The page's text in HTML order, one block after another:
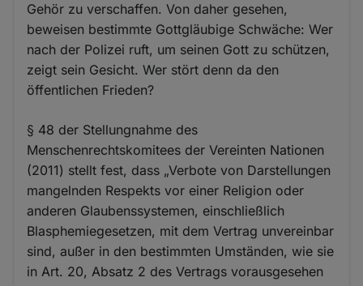
Gehör zu verschaffen. Von daher gesehen,
beweisen bestimmte Gottgläubige Schwäche: Wer
nach der Polizei ruft, um seinen Gott zu schützen,
zeigt sein Gesicht. Wer stört denn da den
öffentlichen Frieden?
§ 48 der Stellungnahme des
Menschenrechtskomitees der Vereinten Nationen
(2011) stellt fest, dass „Verbote von Darstellungen
mangelnden Respekts vor einer Religion oder
anderen Glaubenssystemen, einschließlich
Blasphemiegesetzen, mit dem Vertrag unvereinbar
sind, außer in den bestimmten Umständen, wie sie
in Art. 20, Absatz 2 des Vertrags vorausgesehen